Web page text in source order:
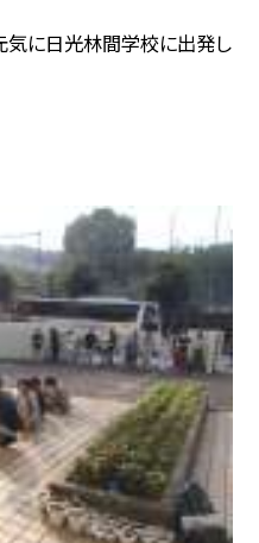
気に日光林間学校に出発し